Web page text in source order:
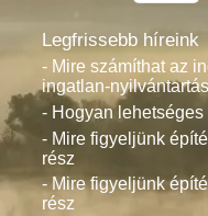
Legfrissebb híreink
- Mire számíthat az
ingatlan-
- Hogyan
- Mire figyeljünk
rész
- Mire figyeljünk
rész